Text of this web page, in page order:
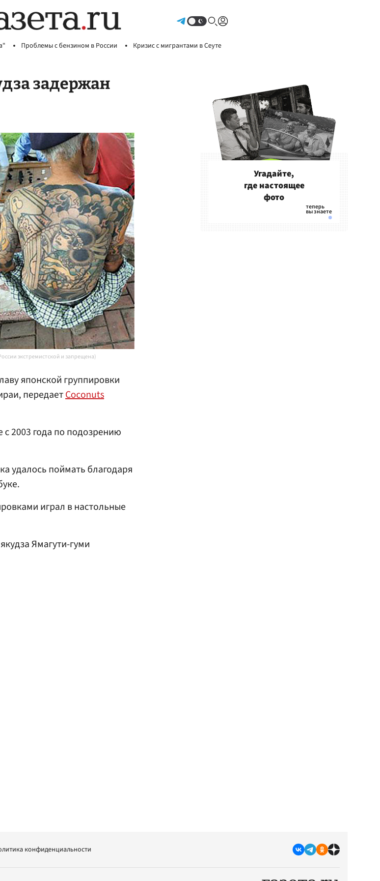
Проблемы с бензином в России Кризис с мигрантами в Сеуте
задержан
экстремистской и запрещена)
японской группировки
передаетCoconuts
2003 года по подозрению
удалось поймать благодаря
играл в настольные
Ямагути-гуми
Угадайте,
где настоящее
фото
конфиденциальности